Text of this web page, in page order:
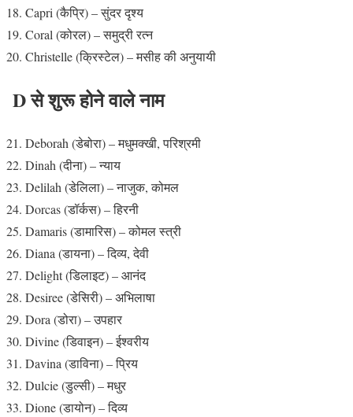
Capri (कैप्रि) – सुंदर दृश्य
Coral (कोरल) – समुद्री रत्न
Christelle (क्रिस्टेल) – मसीह की अनुयायी
D से शुरू होने वाले नाम
Deborah (डेबोरा) – मधुमक्खी, परिश्रमी
Dinah (दीना) – न्याय
Delilah (डेलिला) – नाजुक, कोमल
Dorcas (डॉर्कस) – हिरनी
Damaris (डामारिस) – कोमल स्त्री
Diana (डायना) – दिव्य, देवी
Delight (डिलाइट) – आनंद
Desiree (डेसिरी) – अभिलाषा
Dora (डोरा) – उपहार
Divine (डिवाइन) – ईश्वरीय
Davina (डाविना) – प्रिय
Dulcie (डुल्सी) – मधुर
Dione (डायोन) – दिव्य